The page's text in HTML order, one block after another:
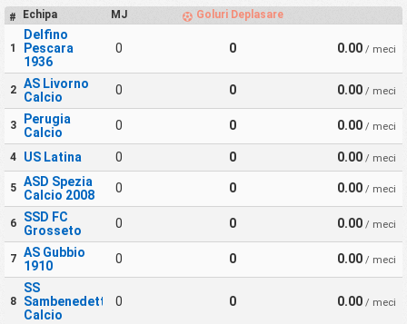
# Echipa MJ Goluri Deplasare
1
Delfino
Pescara
1936
0 0 0.00/ meci
2
AS Livorno
Calcio
0 0 0.00/ meci
3
Perugia
Calcio
0 0 0.00/ meci
4 US Latina 0 0 0.00/ meci
5
ASD Spezia
Calcio 2008
0 0 0.00/ meci
6
SSD FC
Grosseto
0 0 0.00/ meci
7
AS Gubbio
1910
0 0 0.00/ meci
8
SS
Sambenedettese
Calcio
0 0 0.00/ meci